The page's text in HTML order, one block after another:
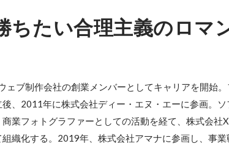
ちたい合理主義のロマ
ェブ制作会社の創業メンバーとしてキャリアを開始
、2011年に株式会社ディー・エヌ・エーに参画。ソ
業フォトグラファーとしての活動を経て、株式会社
織化する。2019年、株式会社アマナに参画し、事